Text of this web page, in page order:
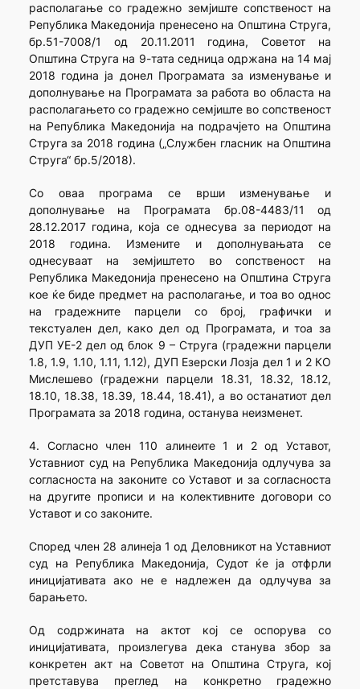
располагање со градежно земјиште сопственост на
Република Македонија пренесено на Општина Струга,
бр.51-7008/1 од 20.11.2011 година, Советот на
Општина Струга на 9-тата седница одржана на 14 мај
2018 година ја донел Програмата за изменување и
дополнување на Програмата за работа во областа на
располагањето со градежно семјиште во сопственост
на Република Македонија на подрачјето на Општина
Струга за 2018 година („Службен гласник на Општина
Струга“ бр.5/2018).
Со оваа програма се врши изменување и
дополнување на Програмата бр.08-4483/11 од
28.12.2017 година, која се однесува за периодот на
2018 година. Измените и дополнувањата се
однесуваат на земјиштето во сопственост на
Република Македонија пренесено на Општина Струга
кое ќе биде предмет на располагање, и тоа во однос
на градежните парцели со број, графички и
текстуален дел, како дел од Програмата, и тоа за
ДУП УЕ-2 дел од блок 9 – Струга (градежни парцели
1.8, 1.9, 1.10, 1.11, 1.12), ДУП Езерски Лозја дел 1 и 2 КО
Мислешево (градежни парцели 18.31, 18.32, 18.12,
18.10, 18.38, 18.39, 18.44, 18.41), а во останатиот дел
Програмата за 2018 година, останува неизменет.
4. Согласно член 110 алинеите 1 и 2 од Уставот,
Уставниот суд на Република Македонија одлучува за
согласноста на законите со Уставот и за согласноста
на другите прописи и на колективните договори со
Уставот и со законите.
Според член 28 алинеја 1 од Деловникот на Уставниот
суд на Република Македонија, Судот ќе ја отфрли
иницијативата ако не е надлежен да одлучува за
барањето.
Од содржината на актот кој се оспорува со
иницијативата, произлегува дека станува збор за
конкретен акт на Советот на Општина Струга, кој
претставува преглед на конкретно градежно